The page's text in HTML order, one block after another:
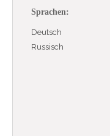
Sprachen:
Deutsch
Russisch